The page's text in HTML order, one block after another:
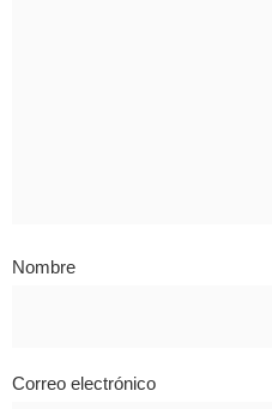
Nombre
Correo electrónico